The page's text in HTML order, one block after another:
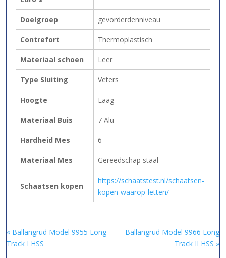
Doelgroep gevorderdenniveau
Contrefort Thermoplastisch
Materiaal schoen Leer
Type Sluiting Veters
Hoogte Laag
Materiaal Buis 7 Alu
Hardheid Mes 6
Materiaal Mes Gereedschap staal
Schaatsen kopen
https://schaatstest.nl/schaatsen-
kopen-waarop-letten/
« Ballangrud Model 9955 Long
Track I HSS
Ballangrud Model 9966 Long
Track II HSS »